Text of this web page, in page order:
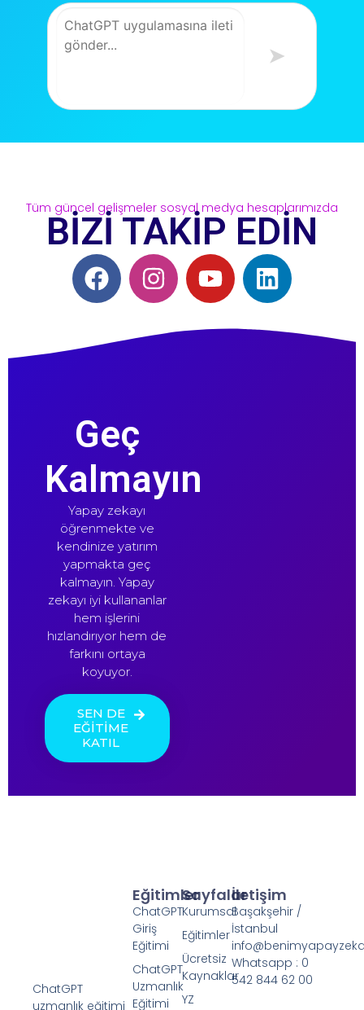
➤
Tüm güncel gelişmeler sosyal medya hesaplarımızda
BİZİ TAKİP EDİN
Geç
Kalmayın
Yapay zekayı
öğrenmekte ve
kendinize yatırım
yapmakta geç
kalmayın. Yapay
zekayı iyi kullananlar
hem işlerini
hızlandırıyor hem de
farkını ortaya
koyuyor.
SEN DE
EĞİTİME
KATIL
ChatGPT
uzmanlık eğitimi
Sayfalar
Kurumsal
Eğitimler
Ücretsiz
Kaynaklar
YZ
Eğitimler
ChatGPT
Giriş
Eğitimi
ChatGPT
Uzmanlık
Eğitimi
İletişim
Başakşehir /
İstanbul
Whatsapp : 0
542 844 62 00